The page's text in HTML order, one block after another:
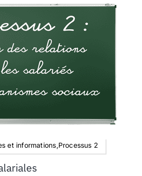
et informations,Processus 2